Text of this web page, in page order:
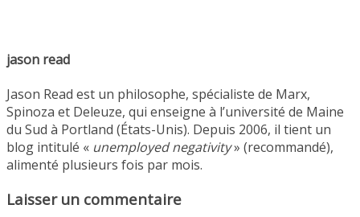
jason read
Jason Read est un philosophe, spécialiste de Marx,
Spinoza et Deleuze, qui enseigne à l’université de Maine
du Sud à Portland (États-Unis). Depuis 2006, il tient un
blog intitulé « unemployed negativity» (recommandé),
alimenté plusieurs fois par mois.
Laisser un commentaire